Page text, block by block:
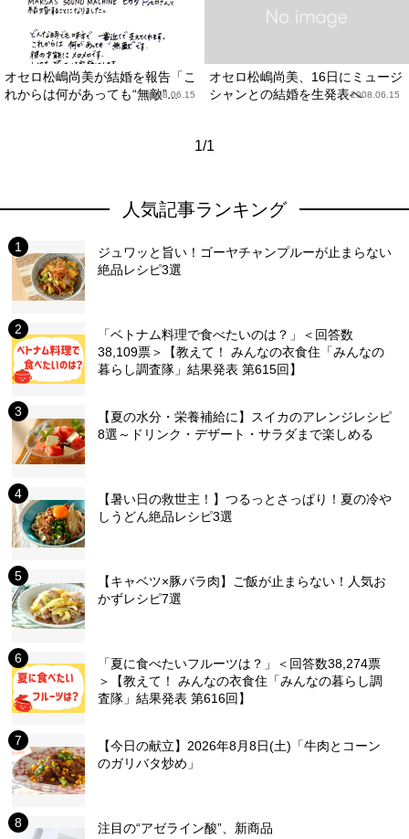
オセロ松嶋尚美が結婚を報告「こ
れからは何があっても“無敵”...
2008.06.15
オセロ松嶋尚美、16日にミュージ
シャンとの結婚を生発表へ2008.06.15
1/1
人気記事ランキング
ジュワッと旨い！ゴーヤチャンプルーが止まらない
絶品レシピ3選
「ベトナム料理で食べたいのは？」＜回答数
38,109票＞【教えて！ みんなの衣食住「みんなの
暮らし調査隊」結果発表 第615回】
【夏の水分・栄養補給に】スイカのアレンジレシピ
8選～ドリンク・デザート・サラダまで楽しめる
【暑い日の救世主！】つるっとさっぱり！夏の冷や
しうどん絶品レシピ3選
【キャベツ×豚バラ肉】ご飯が止まらない！人気お
かずレシピ7選
「夏に食べたいフルーツは？」＜回答数38,274票
＞【教えて！ みんなの衣食住「みんなの暮らし調
査隊」結果発表 第616回】
【今日の献立】2026年8月8日(土)「牛肉とコーン
のガリバタ炒め」
注目の“アゼライン酸”、新商品